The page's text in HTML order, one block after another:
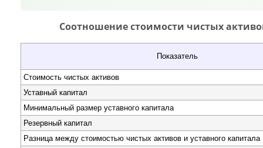
Соотношение стоимости чистых
Показатель
Стоимость чистых активов
Уставный капитал
Минимальный размер уставного капитала
Резервный капитал
Разница между стоимостью чистых активов и уставного капитала